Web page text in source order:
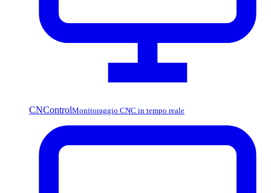
CNControlMonitoraggio CNC in tempo reale